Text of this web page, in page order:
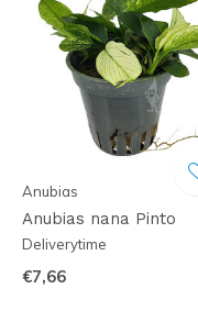
Anubias
Anubias nana Pinto
Deliverytime
€7,66